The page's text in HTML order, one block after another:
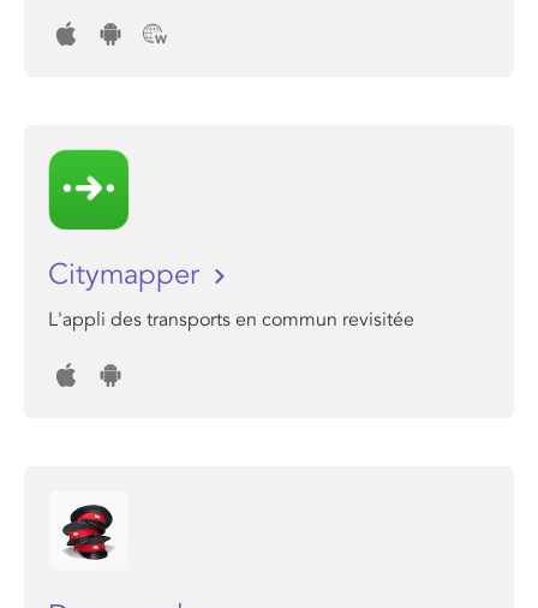
Citymapper
L'appli des transports en commun revisitée